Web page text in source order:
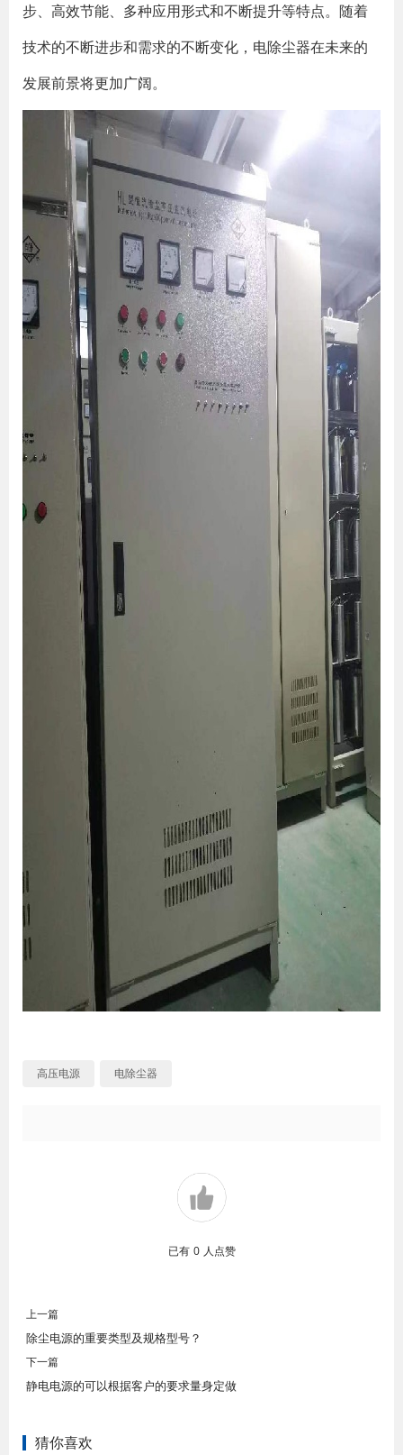
步、高效节能、多种应用形式和不断提升等特点。随着
技术的不断进步和需求的不断变化，电除尘器在未来的
发展前景将更加广阔。
高压电源 电除尘器
已有 0 人点赞
上一篇
除尘电源的重要类型及规格型号？
下一篇
静电电源的可以根据客户的要求量身定做
猜你喜欢